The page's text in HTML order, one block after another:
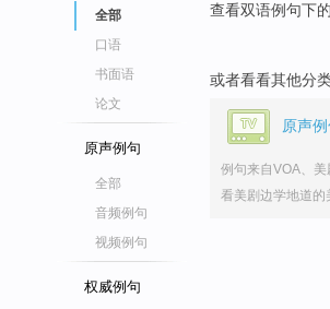
全部
口语
书面语
论文
原声例句
全部
音频例句
视频例句
权威例句
查看双语例句下的
或者看看其他分类
原声
例句来自VOA、美
看美剧边学地道的